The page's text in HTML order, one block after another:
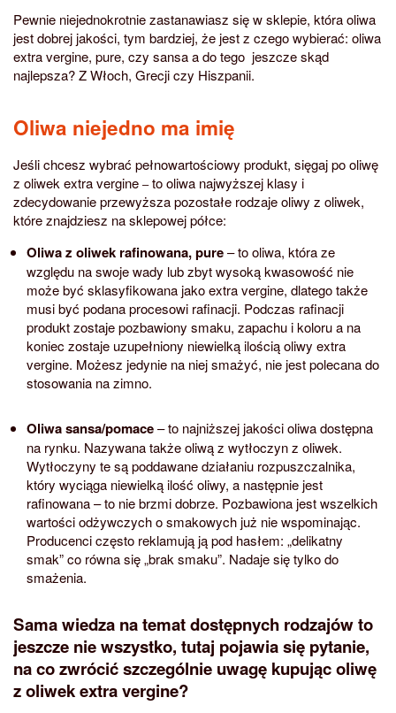
Pewnie niejednokrotnie zastanawiasz się w sklepie, która oliwa
jest dobrej jakości, tym bardziej, że jest z czego wybierać: oliwa
extra vergine, pure, czy sansa a do tego jeszcze skąd
najlepsza? Z Włoch, Grecji czy Hiszpanii.
Oliwa niejedno ma imię
Jeśli chcesz wybrać pełnowartościowy produkt, sięgaj po oliwę
z oliwek extra vergine – to oliwa najwyższej klasy i
zdecydowanie przewyższa pozostałe rodzaje oliwy z oliwek,
które znajdziesz na sklepowej półce:
Oliwa z oliwek rafinowana, pure– to oliwa, która ze
względu na swoje wady lub zbyt wysoką kwasowość nie
może być sklasyfikowana jako extra vergine, dlatego także
musi być podana procesowi rafinacji. Podczas rafinacji
produkt zostaje pozbawiony smaku, zapachu i koloru a na
koniec zostaje uzupełniony niewielką ilością oliwy extra
vergine. Możesz jedynie na niej smażyć, nie jest polecana do
stosowania na zimno.
Oliwa sansa/pomace– to najniższej jakości oliwa dostępna
na rynku. Nazywana także oliwą z wytłoczyn z oliwek.
Wytłoczyny te są poddawane działaniu rozpuszczalnika,
który wyciąga niewielką ilość oliwy, a następnie jest
rafinowana – to nie brzmi dobrze. Pozbawiona jest wszelkich
wartości odżywczych o smakowych już nie wspominając.
Producenci często reklamują ją pod hasłem: „delikatny
smak” co równa się „brak smaku”. Nadaje się tylko do
smażenia.
Sama wiedza na temat dostępnych rodzajów to
jeszcze nie wszystko, tutaj pojawia się pytanie,
na co zwrócić szczególnie uwagę kupując oliwę
z oliwek extra vergine?